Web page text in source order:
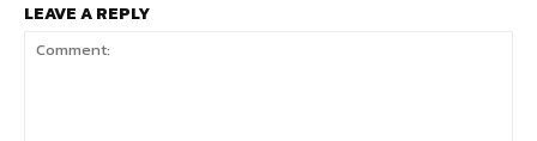
LEAVE A REPLY